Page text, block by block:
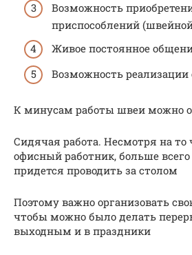
Возможность
приспособлений
Живое постоянное
Возможность
К минусам работы швеи можно
Сидячая работа. Несмотря на
офисный работник, больше
придется проводить за столом
Поэтому важно организовать
чтобы можно было делать
выходным и в праздники